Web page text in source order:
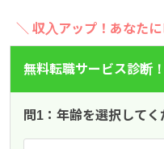
＼ 収入アップ！あなた
無料転職サービス診断
問1：年齢を選択してく